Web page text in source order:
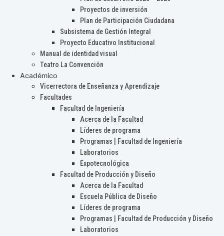
Proyectos de inversión
Plan de Participación Ciudadana
Subsistema de Gestión Integral
Proyecto Educativo Institucional
Manual de identidad visual
Teatro La Convención
Académico
Vicerrectora de Enseñanza y Aprendizaje
Facultades
Facultad de Ingeniería
Acerca de la Facultad
Líderes de programa
Programas | Facultad de Ingeniería
Laboratorios
Expotecnológica
Facultad de Producción y Diseño
Acerca de la Facultad
Escuela Pública de Diseño
Líderes de programa
Programas | Facultad de Producción y Diseño
Laboratorios